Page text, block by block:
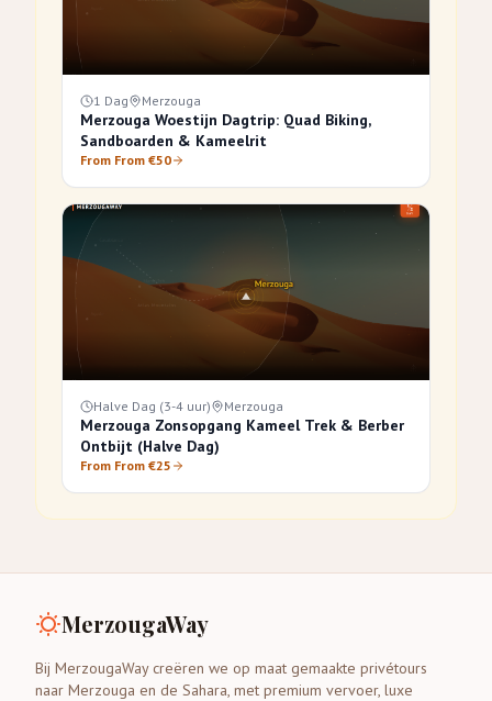
1 Dag Merzouga
Merzouga Woestijn Dagtrip: Quad Biking,
Sandboarden & Kameelrit
From From €50
Halve Dag (3-4 uur) Merzouga
Merzouga Zonsopgang Kameel Trek & Berber
Ontbijt (Halve Dag)
From From €25
MerzougaWay
Bij MerzougaWay creëren we op maat gemaakte privétours
naar Merzouga en de Sahara, met premium vervoer, luxe